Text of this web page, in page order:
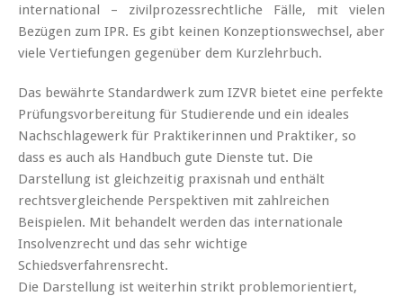
international – zivilprozessrechtliche Fälle, mit vielen
Bezügen zum IPR. Es gibt keinen Konzeptionswechsel, aber
viele Vertiefungen gegenüber dem Kurzlehrbuch.
Das bewährte Standardwerk zum IZVR bietet eine perfekte
Prüfungsvorbereitung für Studierende und ein ideales
Nachschlagewerk für Praktikerinnen und Praktiker, so
dass es auch als Handbuch gute Dienste tut. Die
Darstellung ist gleichzeitig praxisnah und enthält
rechtsvergleichende Perspektiven mit zahlreichen
Beispielen. Mit behandelt werden das internationale
Insolvenzrecht und das sehr wichtige
Schiedsverfahrensrecht.
Die Darstellung ist weiterhin strikt problemorientiert,